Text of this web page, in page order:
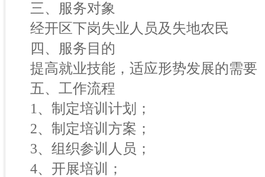
三、服务对象
经开区下岗失业人员及失地农民
四、服务目的
提高就业技能，适应形势发展的需要
五、工作流程
1、制定培训计划；
2、制定培训方案；
3、组织参训人员；
4、开展培训；